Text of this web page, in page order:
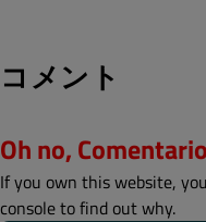
コメント
Oh no,
If you own this website,
console to find out why.